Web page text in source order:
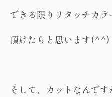
できる限りリタッチカ
頂けたらと思います(^^)
そして、カットなんです